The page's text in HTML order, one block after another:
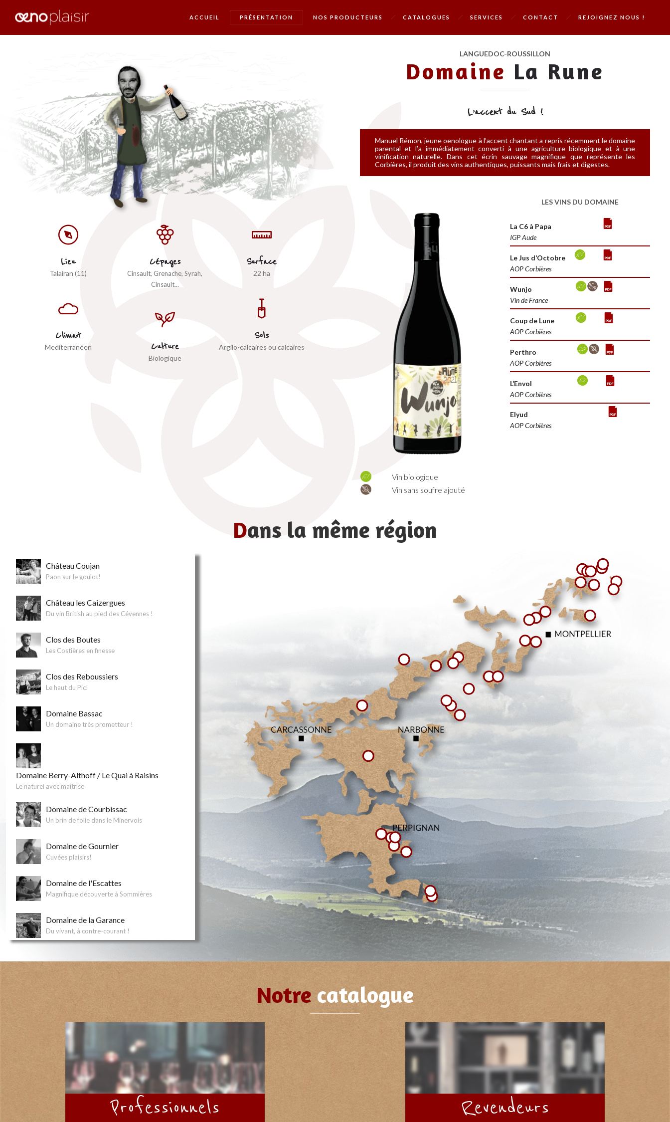
ACCUEIL PRÉSENTATION NOS PRODUCTEURS CATALOGUES SERVICES CONTACT REJOIGNEZ NOUS !
Lieu
Talairan (11)
Climat
Mediterranéen
Cépages
Cinsault, Grenache, Syrah,
Cinsault...
Culture
Biologique
Surface
22 ha
Sols
Argilo-calcaires ou calcaires
LANGUEDOC-ROUSSILLON
Domaine La Rune
L’accent du Sud !
Manuel Rémon, jeune oenologue à l’accent chantant a repris récemment le domaine
parental et l’a immédiatement converti à une agriculture biologique et à une
vinification naturelle. Dans cet écrin sauvage magnifique que représente les
Corbières, il produit des vins authentiques, puissants mais frais et digestes.
Vin biologique
Vin sans soufre ajouté
LES VINS DU DOMAINE
La C6 à Papa
IGP Aude
Le Jus d’Octobre
AOP Corbières
Wunjo
Vin de France
Coup de Lune
AOP Corbières
Perthro
AOP Corbières
L’Envol
AOP Corbières
Elyud
AOP Corbières
Dans la même région
Château Coujan
Paon sur le goulot!
Château les Caizergues
Du vin British au pied des Cévennes !
Clos des Boutes
Les Costières en finesse
Clos des Reboussiers
Le haut du Pic!
Domaine Bassac
Un domaine très prometteur !
Domaine Berry-Althoff / Le Quai à Raisins
Le naturel avec maîtrise
Domaine de Courbissac
Un brin de folie dans le Minervois
Domaine de Gournier
Cuvées plaisirs!
Domaine de l'Escattes
Magnifique découverte à Sommières
Domaine de la Garance
Du vivant, à contre-courant !
Domaine de la Rectorie
Domaine historique de Banyuls !
Domaine de Medeilhan
Domaine des Prés Lasses
Terroir de schistes
Domaine Félines Jourdan
La fraîcheur du Sud
Notrecatalogue
Professionnels Revendeurs